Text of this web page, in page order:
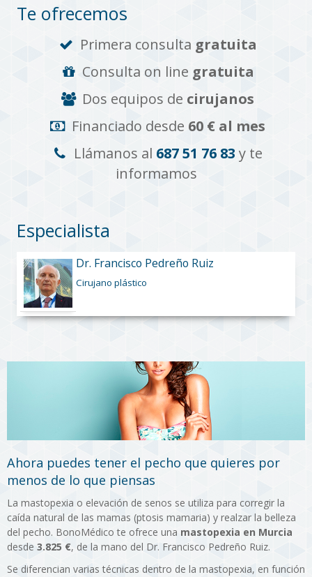
Te ofrecemos
Primera consulta gratuita
Consulta on line gratuita
Dos equipos de cirujanos
Financiado desde 60 € al mes
Llámanos al 687 51 76 83 y te
informamos
Especialista
Dr. Francisco Pedreño Ruiz
Cirujano plástico
Ahora puedes tener el pecho que quieres por
menos de lo que piensas
La mastopexia o elevación de senos se utiliza para corregir la
caída natural de las mamas (ptosis mamaria) y realzar la belleza
del pecho. BonoMédico te ofrece una mastopexia en Murcia
desde 3.825 €, de la mano del Dr. Francisco Pedreño Ruiz.
Se diferencian varias técnicas dentro de la mastopexia, en función